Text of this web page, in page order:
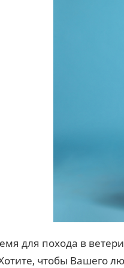
для похода в
чтобы Вашего